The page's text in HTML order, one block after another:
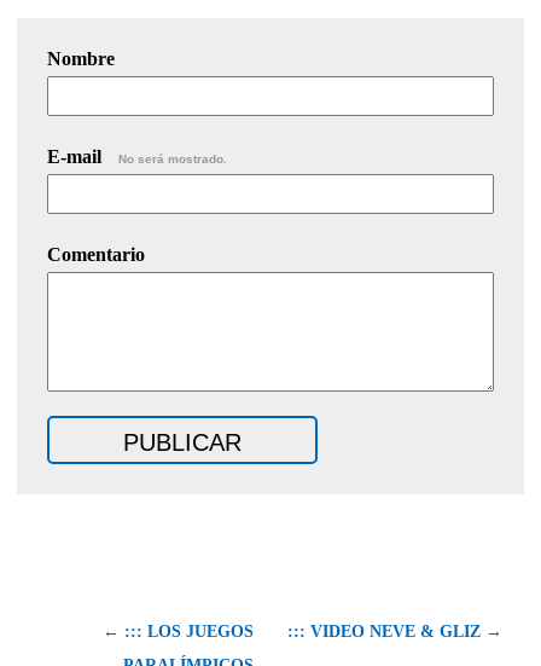
Nombre
E-mail No será mostrado.
Comentario
← ::: LOS JUEGOS
::: VIDEO NEVE & GLIZ →